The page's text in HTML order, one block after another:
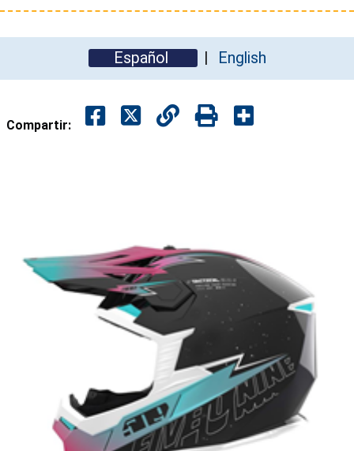
Español English
Compartir: